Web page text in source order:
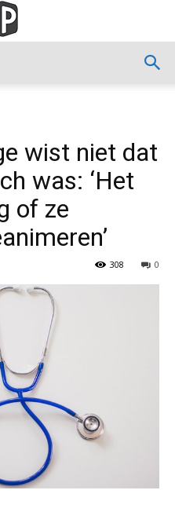
wist niet dat
was: ‘Het
of ze
0
308